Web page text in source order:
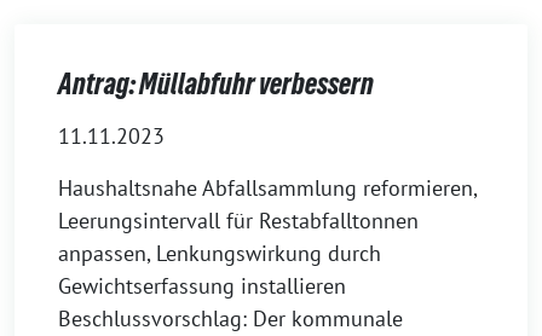
Antrag: Müllabfuhr verbessern
11.11.2023
Haushaltsnahe Abfallsammlung reformieren,
Leerungsintervall für Restabfalltonnen
anpassen, Lenkungswirkung durch
Gewichtserfassung installieren
Beschlussvorschlag: Der kommunale